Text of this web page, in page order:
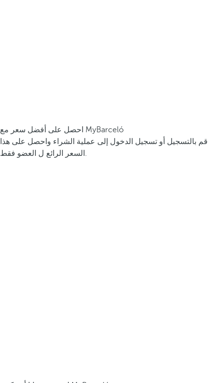
احصل على أفضل سعر مع MyBarceló
قم بالتسجيل أو تسجيل الدخول إلى عملية الشراء واحصل على هذا
السعر الرائع ل العضو فقط.